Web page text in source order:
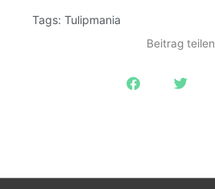
Tags: Tulipmania
Beitrag teilen